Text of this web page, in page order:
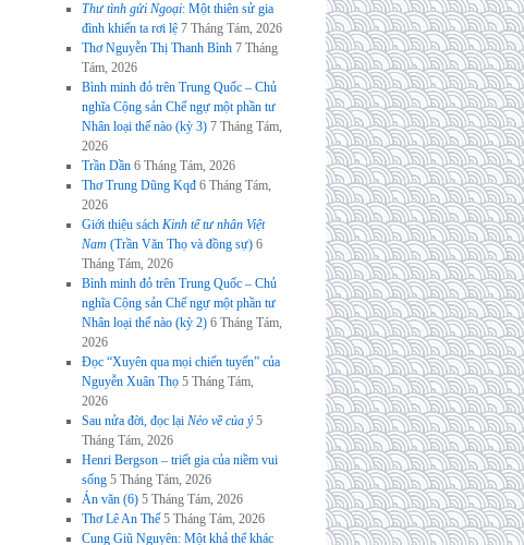
Thư tình gửi Ngoại: Một thiên sử gia
đình khiến ta rơi lệ 7 Tháng Tám, 2026
Thơ Nguyễn Thị Thanh Bình 7 Tháng
Tám, 2026
Bình minh đỏ trên Trung Quốc – Chủ
nghĩa Cộng sản Chế ngự một phần tư
Nhân loại thế nào (kỳ 3) 7 Tháng Tám,
2026
Trần Dần 6 Tháng Tám, 2026
Thơ Trung Dũng Kqđ 6 Tháng Tám,
2026
Giới thiệu sách Kinh tế tư nhân Việt
Nam (Trần Văn Thọ và đồng sự) 6
Tháng Tám, 2026
Bình minh đỏ trên Trung Quốc – Chủ
nghĩa Cộng sản Chế ngự một phần tư
Nhân loại thế nào (kỳ 2) 6 Tháng Tám,
2026
Đọc “Xuyên qua mọi chiến tuyến” của
Nguyễn Xuân Thọ 5 Tháng Tám,
2026
Sau nửa đời, đọc lại Nẻo về của ý 5
Tháng Tám, 2026
Henri Bergson – triết gia của niềm vui
sống 5 Tháng Tám, 2026
Án văn (6) 5 Tháng Tám, 2026
Thơ Lê An Thế 5 Tháng Tám, 2026
Cung Giũ Nguyên: Một khả thể khác